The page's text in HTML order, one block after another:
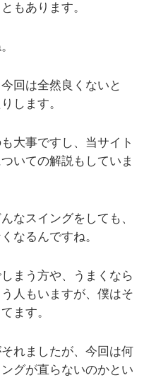
もあります。
回は全然良くないと
します。
大事ですし、当サイト
いての解説もしていま
なスイングをしても、
なるんですね。
まう方や、うまくなら
人もいますが、僕はそ
ます。
れましたが、今回は何
グが直らないのかとい